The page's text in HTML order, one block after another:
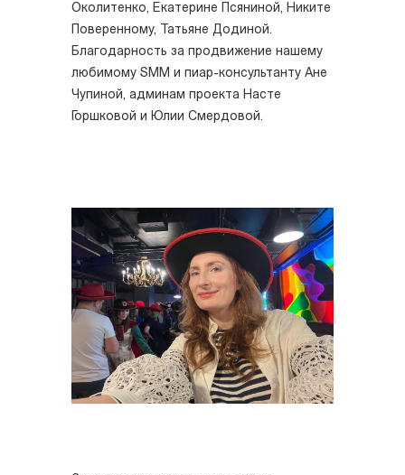
Околитенко, Екатерине Псяниной, Никите
Поверенному, Татьяне Додиной.
Благодарность за продвижение нашему
любимому SMM и пиар-консультанту Ане
Чупиной, админам проекта Насте
Горшковой и Юлии Смердовой.